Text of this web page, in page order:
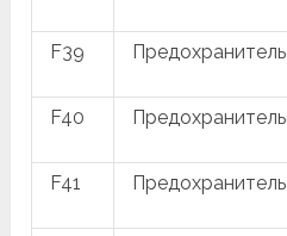
F39 Предохранитель
F40 Предохранитель
F41 Предохранитель